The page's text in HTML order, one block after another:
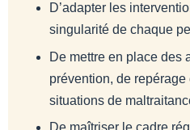
D’adapter les
singularité de chaque
De mettre en place des
prévention, de
situations de
De maîtriser le cadre